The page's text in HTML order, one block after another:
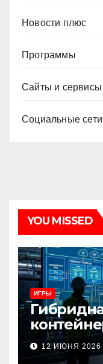
Новости плюс
Программы
Сайты и сервисы
Социальные сети
YOU MISSED
ИГРЫ
и 12 ИЮНЯ 2026